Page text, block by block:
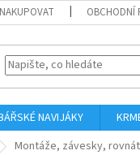
OBCHODNÍ
NAVIJÁKY
Montáže, závesky,